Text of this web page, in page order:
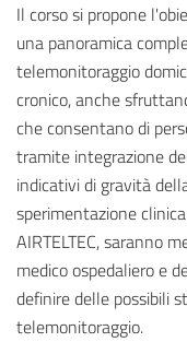
Il corso si propone
una panoramica
telemonitoraggio
cronico, anche
che consentano di
tramite integrazione
indicativi di gravità
sperimentazione
AIRTELTEC, saranno
medico ospedaliero e
definire delle possibili
telemonitoraggio.